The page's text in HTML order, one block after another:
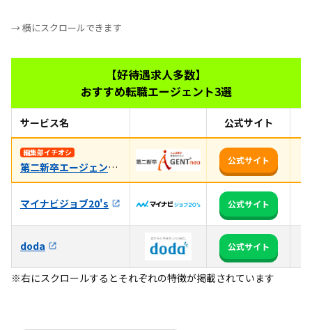
→ 横にスクロールできます
【好待遇求人多数】
おすすめ転職エージェント3選
サービス名 公式サイト
編集部イチオシ
第二新卒エージェントneo
公式サイト
マイナビジョブ20's 公式サイト
doda 公式サイト
※右にスクロールするとそれぞれの特徴が掲載されています